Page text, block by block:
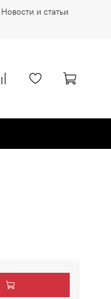
Новости и статьи